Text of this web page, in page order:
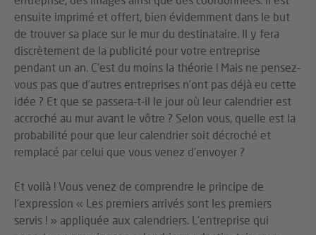
ensuite imprimé et offert, bien évidemment dans le but
de trouver sa place sur le mur du destinataire. Il y fera
discrètement de la publicité pour votre entreprise
pendant un an. C’est du moins la théorie ! Mais ne pensez-
vous pas que d’autres entreprises n’ont pas déjà eu cette
idée ? Et que se passera-t-il le jour où leur calendrier est
accroché au mur avant le vôtre ? Selon vous, quelle est la
probabilité pour que leur calendrier soit décroché et
remplacé par celui que vous venez d’envoyer ?
Et voilà ! Vous venez de comprendre le principe de
l’expression « Les premiers arrivés sont les premiers
servis ! » appliquée aux calendriers. L’entreprise qui